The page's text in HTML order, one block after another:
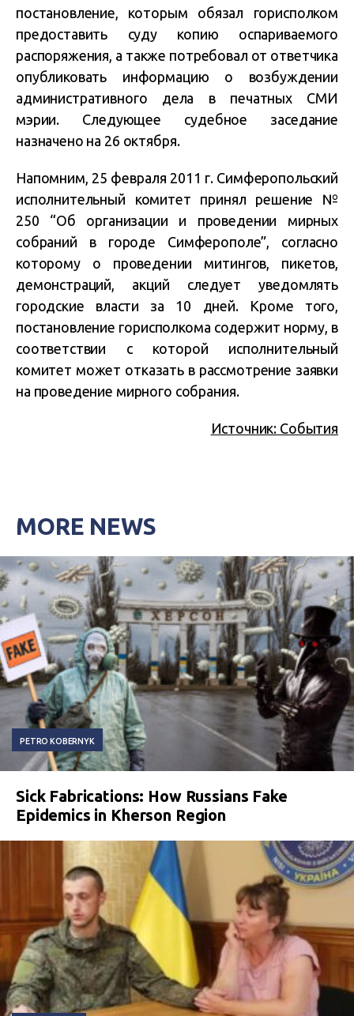
постановление, которым обязал горисполком
предоставить суду копию оспариваемого
распоряжения, а также потребовал от ответчика
опубликовать информацию о возбуждении
административного дела в печатных СМИ
мэрии. Следующее судебное заседание
назначено на 26 октября.
Напомним, 25 февраля 2011 г. Симферопольский
исполнительный комитет принял решение №
250 “Об организации и проведении мирных
собраний в городе Симферополе”, согласно
которому о проведении митингов, пикетов,
демонстраций, акций следует уведомлять
городские власти за 10 дней. Кроме того,
постановление горисполкома содержит норму, в
соответствии с которой исполнительный
комитет может отказать в рассмотрение заявки
на проведение мирного собрания.
Источник: События
MORE NEWS
PETRO KOBERNYK
Sick Fabrications: How Russians Fake
Epidemics in Kherson Region